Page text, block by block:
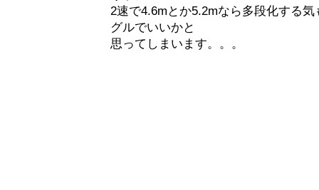
2速で4.6mとか5.2mなら多段化する
グルでいいかと
思ってしまいます。。。